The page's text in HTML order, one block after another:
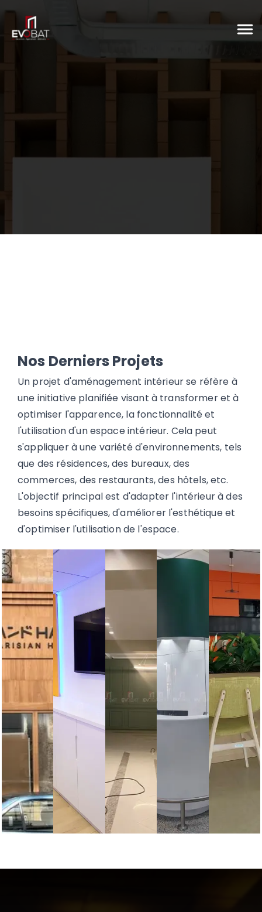
Nos Derniers Projets
Un projet d'aménagement intérieur se réfère à
une initiative planifiée visant à transformer et à
optimiser l'apparence, la fonctionnalité et
l'utilisation d'un espace intérieur. Cela peut
s'appliquer à une variété d'environnements, tels
que des résidences, des bureaux, des
commerces, des restaurants, des hôtels, etc.
L'objectif principal est d'adapter l'intérieur à des
besoins spécifiques, d'améliorer l'esthétique et
d'optimiser l'utilisation de l'espace.